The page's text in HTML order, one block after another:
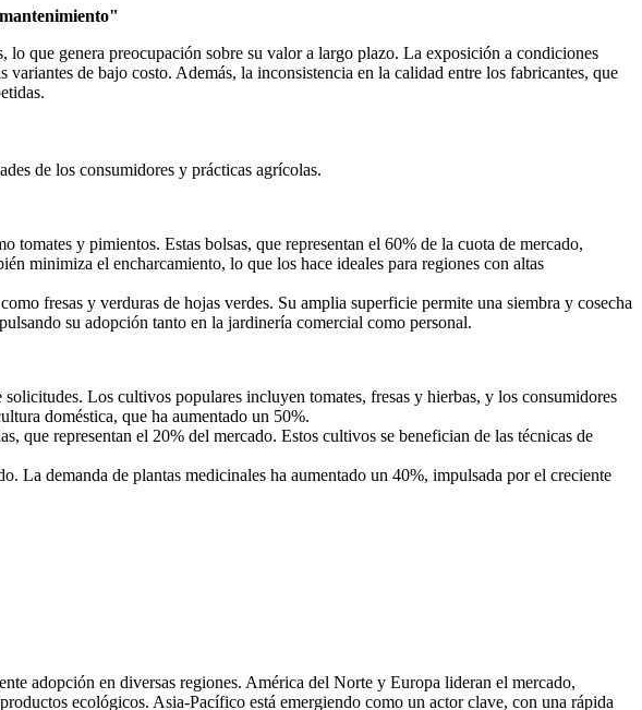
que genera preocupación sobre su valor a largo plazo. La exposición a condiciones
de bajo costo. Además, la inconsistencia en la calidad entre los fabricantes, que
de los consumidores y prácticas agrícolas.
y pimientos. Estas bolsas, que representan el 60% de la cuota de mercado,
minimiza el encharcamiento, lo que los hace ideales para regiones con altas
fresas y verduras de hojas verdes. Su amplia superficie permite una siembra y cosecha
su adopción tanto en la jardinería comercial como personal.
Los cultivos populares incluyen tomates, fresas y hierbas, y los consumidores
doméstica, que ha aumentado un 50%.
que representan el 20% del mercado. Estos cultivos se benefician de las técnicas de
La demanda de plantas medicinales ha aumentado un 40%, impulsada por el creciente
adopción en diversas regiones. América del Norte y Europa lideran el mercado,
ecológicos. Asia-Pacífico está emergiendo como un actor clave, con una rápida